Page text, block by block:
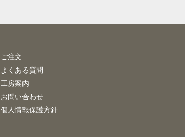
ご注文
よくある質問
工房案内
お問い合わせ
個人情報保護方針